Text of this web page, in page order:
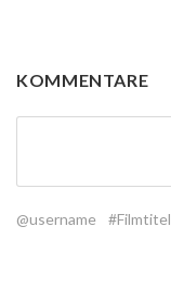
KOMMENTARE
@username #Filmtitel